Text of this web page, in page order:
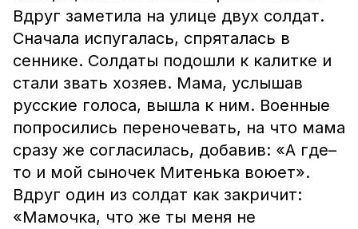
Вдруг заметила на улице двух солдат.
Сначала испугалась, спряталась в
сеннике. Солдаты подошли к калитке и
стали звать хозяев. Мама, услышав
русские голоса, вышла к ним. Военные
попросились переночевать, на что мама
сразу же согласилась, добавив: «А где–
то и мой сыночек Митенька воюет».
Вдруг один из солдат как закричит:
«Мамочка, что же ты меня не